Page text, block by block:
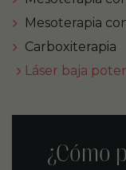
Mesoterapia
Carboxiterapia
Láser baja
¿Cómo